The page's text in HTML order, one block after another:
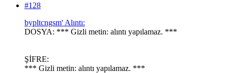
#128
bypltcngsm' Alıntı:
DOSYA: *** Gizli metin: alıntı yapılamaz. ***
ŞİFRE:
*** Gizli metin: alıntı yapılamaz. ***